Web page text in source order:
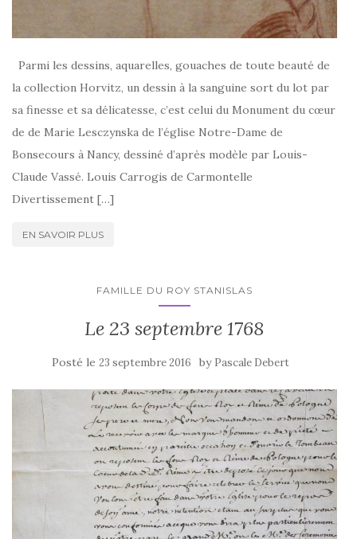
Parmi les dessins, aquarelles, gouaches de toute beauté de
la collection Horvitz, un dessin à la sanguine sort du lot par
sa finesse et sa délicatesse, c’est celui du Monument du cœur
de de Marie Lesczynska de l’église Notre-Dame de
Bonsecours à Nancy, dessiné d’après modèle par Louis-
Claude Vassé. Louis Carrogis de Carmontelle
Divertissement […]
EN SAVOIR PLUS
FAMILLE DU ROY STANISLAS
Le 23 septembre 1768
Posté le 23 septembre 2016 by Pascale Debert